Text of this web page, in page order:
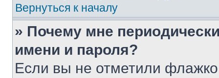
Вернуться к началу
» Почему мне
имени и пароля?
Если вы не отметили